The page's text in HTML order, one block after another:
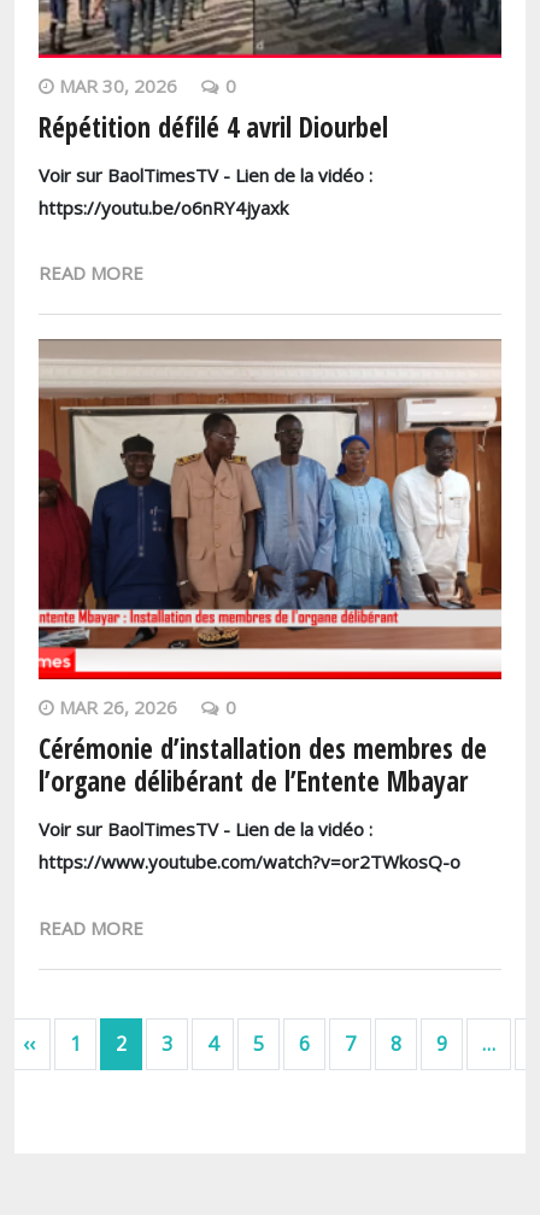
MAR 30, 2026 0
Répétition défilé 4 avril Diourbel
Voir sur BaolTimesTV - Lien de la vidéo :
https://youtu.be/o6nRY4jyaxk
READ MORE
MAR 26, 2026 0
Cérémonie d’installation des membres de
l’organe délibérant de l’Entente Mbayar
Voir sur BaolTimesTV - Lien de la vidéo :
https://www.youtube.com/watch?v=or2TWkosQ-o
READ MORE
Pagination
page
‹‹Page précédente
1 2 3 4 5 6 7 8 9 …